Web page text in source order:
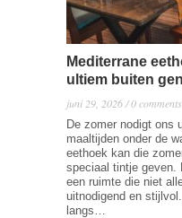
Mediterrane
ultiem buiten
juni 29, 2026 / 0 comments
De zomer nodigt ons
maaltijden onder de
eethoek kan die
speciaal tintje geven.
een ruimte die niet
uitnodigend en
langs…